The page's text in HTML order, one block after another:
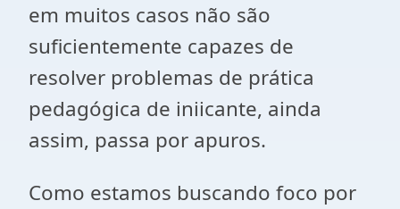
em muitos casos não são
suficientemente capazes de
resolver problemas de prática
pedagógica de iniicante, ainda
assim, passa por apuros.
Como estamos buscando foco por